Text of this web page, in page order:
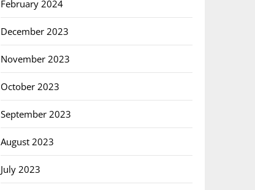
February 2024
December 2023
November 2023
October 2023
September 2023
August 2023
July 2023